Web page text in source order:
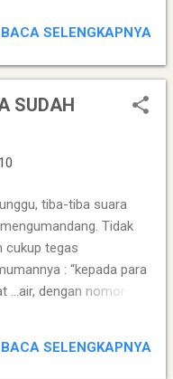
Semakin terbukti, jika
meskipun
prinsip-prinsip tadi.
merupakan orang-
Iwan Fals,
yang sudah lama saya
tapi persinggungan
baru ini saja; Sitor
membaca buku yang
Sitor Situmorang”, yang
dan karakternya
BACA SELENGKAPNYA
SUDAH
tiba-tiba suara
Tidak
cukup tegas
: “kepada para
...air, dengan nomor
penerbangan Anda akan
BACA SELENGKAPNYA